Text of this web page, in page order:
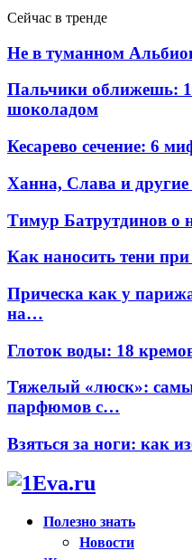
Сейчас в тренде
Не в туманном
Пальчики оближешь:
шоколадом
Кесарево сечение: 6
Ханна, Слава и
Тимур Батрутдинов о
Как наносить тени
Прическа как у
на…
Глоток воды: 18
Тяжелый «люск»:
парфюмов с…
Взяться за ноги: как
Полезно знать
Новости